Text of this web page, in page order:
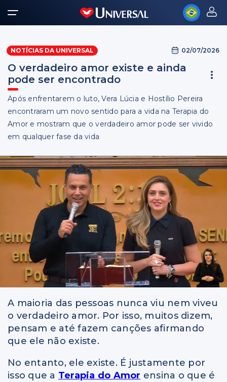
NOTÍCIAS DA UNIVERSAL 02/07/2026
O verdadeiro amor existe e ainda
pode ser encontrado
Após enfrentarem o luto, Vera Lúcia e Hostílio Pereira
encontraram um novo sentido para a vida na Terapia do
Amor e mostram que o verdadeiro amor pode ser vivido
em qualquer fase da vida
A maioria das pessoas nunca viu nem viveu
o verdadeiro amor. Por isso, muitos dizem,
pensam e até fazem canções afirmando
que ele não existe.
No entanto, ele existe. É justamente por
isso que a Terapia do Amor ensina o que é